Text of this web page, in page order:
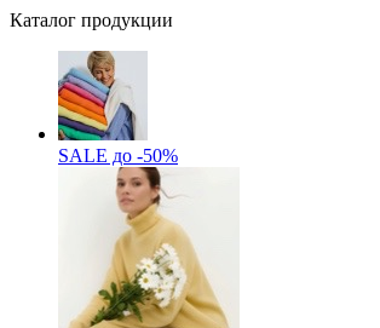
Каталог продукции
SALE до -50%